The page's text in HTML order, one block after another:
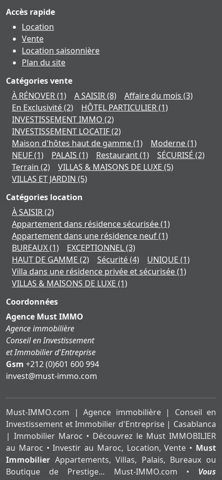
Accès rapide
Location
Vente
Location saisonnière
Plan du site
Catégories vente
À RÉNOVER(1) A SAISIR(8) Affaire du mois (3)
En Exclusivité(2) HÔTEL PARTICULIER(1)
INVESTISSEMENT IMMO (2)
INVESTISSEMENT LOCATIF(2)
Maison d'hôtes haut de gamme(1) Moderne(1)
NEUF(1) PALAIS (1) Restaurant(1) SÉCURISÉ (2)
Terrain (2) VILLAS & MAISONS DE LUXE (5)
VILLAS ET JARDIN (5)
Catégories location
À SAISIR(2)
Appartement dans résidence sécurisée(1)
Appartement dans une résidence neuf(1)
BUREAUX(1) EXCEPTIONNEL(3)
HAUT DE GAMME (2) Sécurité(4) UNIQUE (1)
Villa dans une résidence privée et sécurisée(1)
VILLAS & MAISONS DE LUXE (1)
Coordonnées
Agence Must IMMO
Agence immobilière
Conseil en Investissement
et Immobilier d'Entreprise
Gsm +212 (0)601 600 994
moc.ommi-tsum@tsevni
Must-IMMO.com | Agence immobilière | Conseil en
Investissement et Immobilier d'Entreprise | Casablanca
| Immobilier Maroc • Découvrez le Must IMMOBILIER
au Maroc • Investir au Maroc, Location, Vente • Must
Immobilier Appartements, Villas, Palais, Bureaux ou
Boutique de Prestige... Must-IMMO.com • Vous